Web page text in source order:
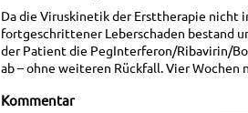
Da die Viruskinetik der Ersttherapie nicht
fortgeschrittener Leberschaden bestand
der Patient die PegInterferon/Ribavirin/
ab – ohne weiteren Rückfall. Vier
Kommentar